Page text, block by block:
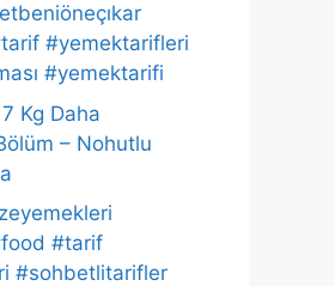
#yemektarifleri
#yemektarifi
Kg Daha
– Nohutlu
#tarif
#sohbetlitarifler